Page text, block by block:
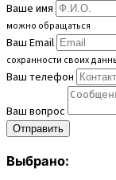
Ваше имя
можно обращаться
Ваш Email
сохранности своих
Ваш телефон
Ваш вопрос
Выбрано: